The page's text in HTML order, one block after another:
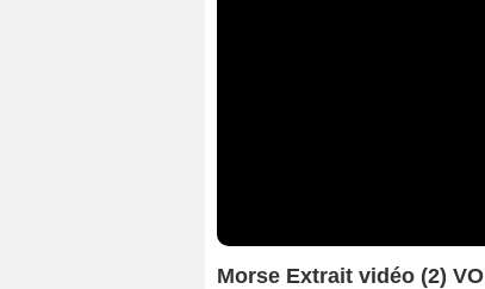
Morse Extrait vidéo (2) VO